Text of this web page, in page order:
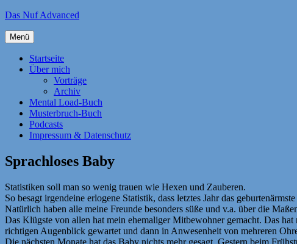
Zum
springen
Das Nuf Advanced
Menü
Startseite
Über mich
Vorträge
Archiv
Mental Load-Buch
Musterbruch-Buch
Podcasts
Impressum & Datenschutz
Sprachloses Baby
Statistiken soll man so wenig trauen wie Hexen und Zauberen.
So besagt irgendeine erlogene Statistik, dass letztes Jahr das
Natürlich haben alle meine Freunde besonders süße und v.a. über die
Das Klügste von allen hat mein ehemaliger Mitbewohner gemacht. Das
richtigen Augenblick gewartet und dann in Anwesenheit von mehreren
Die nächsten Monate hat das Baby nichts mehr gesagt. Gestern beim